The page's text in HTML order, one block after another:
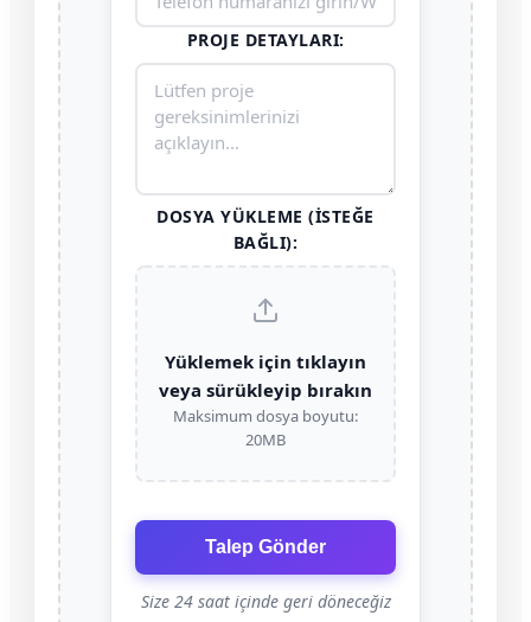
PROJE DETAYLARI:
DOSYA YÜKLEME (İSTEĞE
BAĞLI):
Yüklemek için tıklayın
veya sürükleyip bırakın
Maksimum dosya boyutu:
20MB
Talep Gönder
Size 24 saat içinde geri döneceğiz